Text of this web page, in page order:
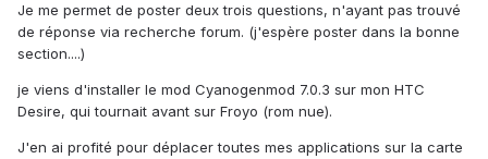
Je me permet de poster deux trois questions, n'ayant pas trouvé
de réponse via recherche forum. (j'espère poster dans la bonne
section....)
je viens d'installer le mod Cyanogenmod 7.0.3 sur mon HTC
Desire, qui tournait avant sur Froyo (rom nue).
J'en ai profité pour déplacer toutes mes applications sur la carte